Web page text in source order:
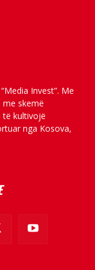
Invest”. Me
me skemë
të kultivojë
nga Kosova,